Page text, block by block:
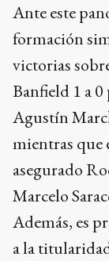
Ante este
formación
victorias
Banfield 1 a
Agustín
mientras que
asegurado
Marcelo
Además, es
a la